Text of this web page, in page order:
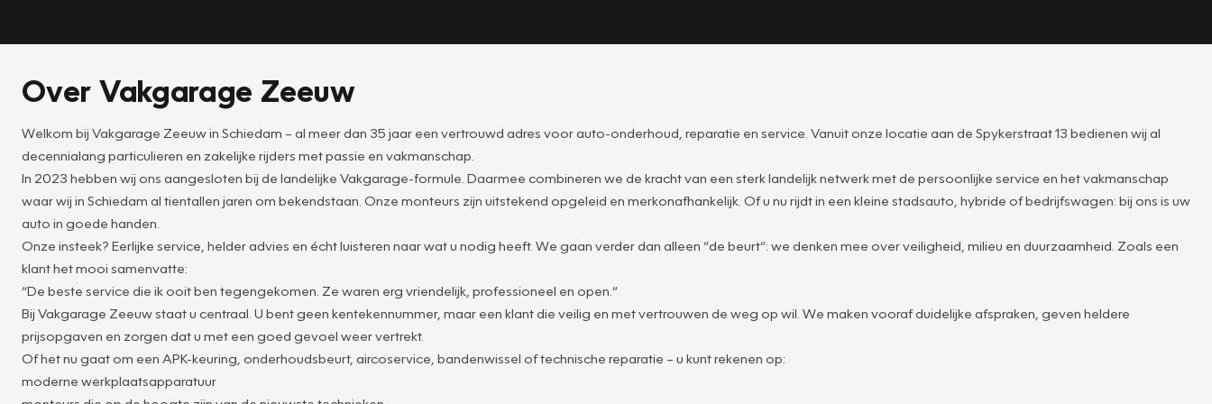
Over Vakgarage Zeeuw
Welkom bij Vakgarage Zeeuw in Schiedam – al meer dan 35 jaar een vertrouwd adres voor auto-onderhoud, reparatie en service. Vanuit onze locatie aan de Spykerstraat 13 bedienen wij al
decennialang particulieren en zakelijke rijders met passie en vakmanschap.
In 2023 hebben wij ons aangesloten bij de landelijke Vakgarage-formule. Daarmee combineren we de kracht van een sterk landelijk netwerk met de persoonlijke service en het vakmanschap
waar wij in Schiedam al tientallen jaren om bekendstaan. Onze monteurs zijn uitstekend opgeleid en merkonafhankelijk. Of u nu rijdt in een kleine stadsauto, hybride of bedrijfswagen: bij ons is uw
auto in goede handen.
Onze insteek? Eerlijke service, helder advies en écht luisteren naar wat u nodig heeft. We gaan verder dan alleen “de beurt”: we denken mee over veiligheid, milieu en duurzaamheid. Zoals een
klant het mooi samenvatte:
“De beste service die ik ooit ben tegengekomen. Ze waren erg vriendelijk, professioneel en open.”
Bij Vakgarage Zeeuw staat u centraal. U bent geen kentekennummer, maar een klant die veilig en met vertrouwen de weg op wil. We maken vooraf duidelijke afspraken, geven heldere
prijsopgaven en zorgen dat u met een goed gevoel weer vertrekt.
Of het nu gaat om een APK-keuring, onderhoudsbeurt, aircoservice, bandenwissel of technische reparatie – u kunt rekenen op:
moderne werkplaatsapparatuur